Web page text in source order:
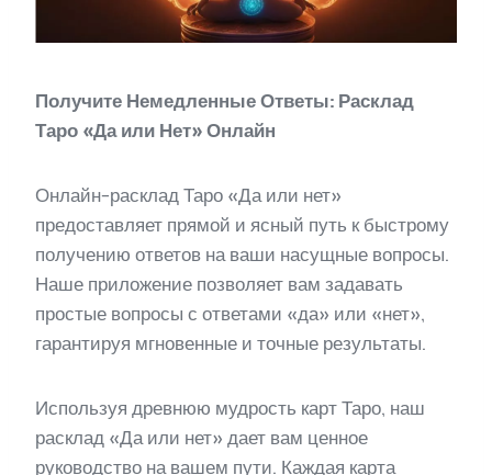
Получите Немедленные Ответы: Расклад
Таро «Да или Нет» Онлайн
Онлайн-расклад Таро «Да или нет»
предоставляет прямой и ясный путь к быстрому
получению ответов на ваши насущные вопросы.
Наше приложение позволяет вам задавать
простые вопросы с ответами «да» или «нет»,
гарантируя мгновенные и точные результаты.
Используя древнюю мудрость карт Таро, наш
расклад «Да или нет» дает вам ценное
руководство на вашем пути. Каждая карта